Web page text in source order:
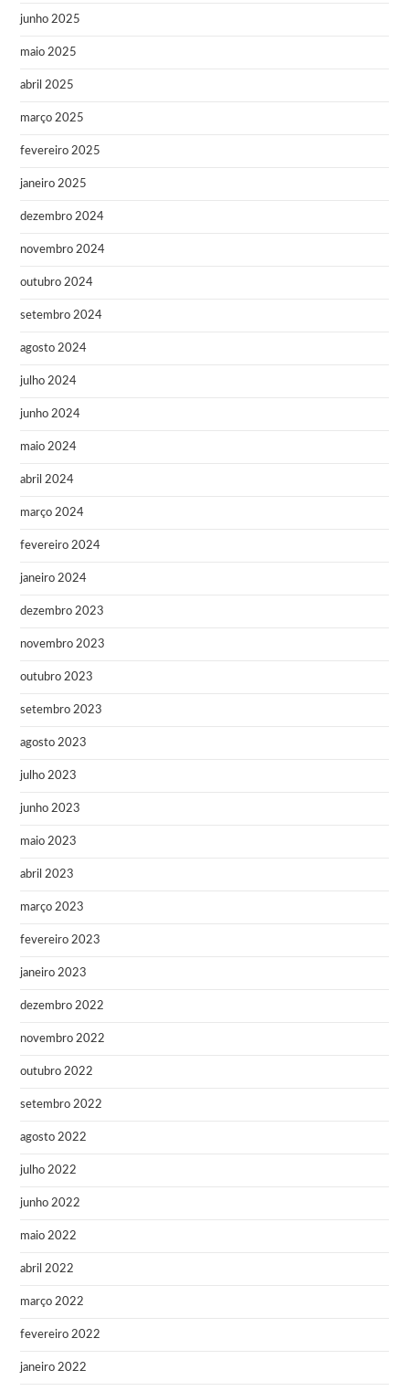
junho 2025
maio 2025
abril 2025
março 2025
fevereiro 2025
janeiro 2025
dezembro 2024
novembro 2024
outubro 2024
setembro 2024
agosto 2024
julho 2024
junho 2024
maio 2024
abril 2024
março 2024
fevereiro 2024
janeiro 2024
dezembro 2023
novembro 2023
outubro 2023
setembro 2023
agosto 2023
julho 2023
junho 2023
maio 2023
abril 2023
março 2023
fevereiro 2023
janeiro 2023
dezembro 2022
novembro 2022
outubro 2022
setembro 2022
agosto 2022
julho 2022
junho 2022
maio 2022
abril 2022
março 2022
fevereiro 2022
janeiro 2022